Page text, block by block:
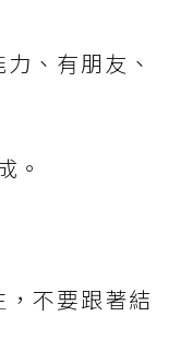
、有朋友、
。
不要跟著結